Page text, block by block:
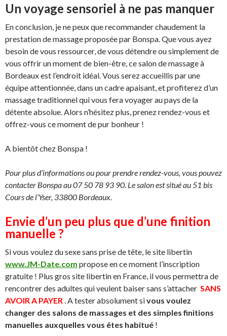
Un voyage sensoriel à ne pas manquer
En conclusion, je ne peux que recommander chaudement la
prestation de massage proposée par Bonspa. Que vous ayez
besoin de vous ressourcer, de vous détendre ou simplement de
vous offrir un moment de bien-être, ce salon de massage à
Bordeaux est l’endroit idéal. Vous serez accueillis par une
équipe attentionnée, dans un cadre apaisant, et profiterez d’un
massage traditionnel qui vous fera voyager au pays de la
détente absolue. Alors n’hésitez plus, prenez rendez-vous et
offrez-vous ce moment de pur bonheur !
A bientôt chez Bonspa !
Pour plus d’informations ou pour prendre rendez-vous, vous pouvez
contacter Bonspa au 07 50 78 93 90. Le salon est situé au 51 bis
Cours de l’Yser, 33800 Bordeaux.
Envie d’un peu plus que d’une finition
manuelle ?
Si vous voulez du sexe sans prise de tête, le site libertin
www.JM-Date.com propose en ce moment l’inscription
gratuite ! Plus gros site libertin en France, il vous permettra de
rencontrer des adultes qui veulent baiser sans s’attacher SANS
AVOIR A PAYER . A tester absolument sivous voulez
changer des salons de massages et des simples finitions
manuelles auxquelles vous êtes habitué !